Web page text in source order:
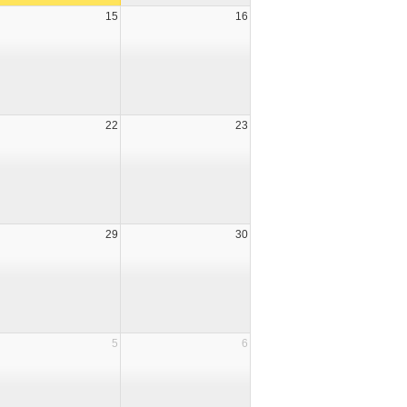
15 16
22 23
29 30
5 6